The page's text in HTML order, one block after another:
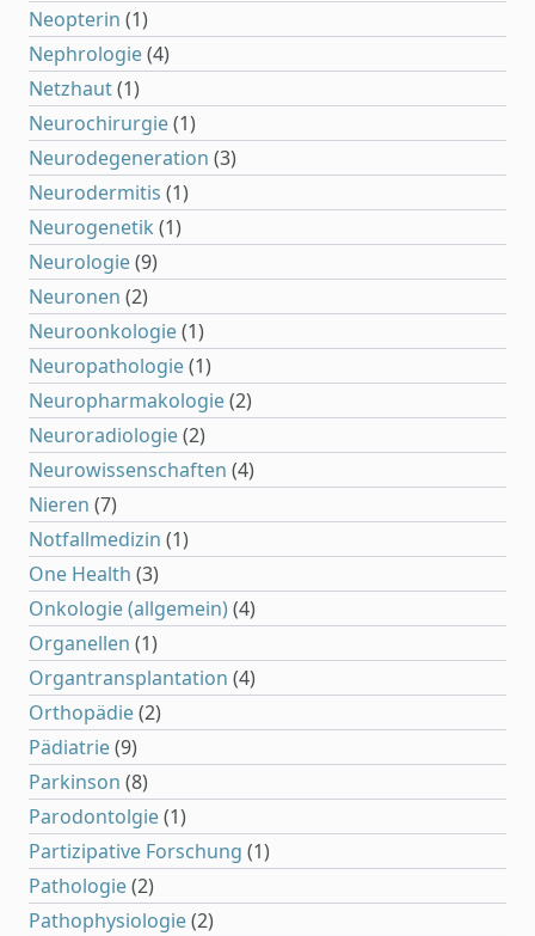
Neopterin (1)
Nephrologie(4)
Netzhaut(1)
Neurochirurgie(1)
Neurodegeneration (3)
Neurodermitis (1)
Neurogenetik (1)
Neurologie(9)
Neuronen (2)
Neuroonkologie(1)
Neuropathologie(1)
Neuropharmakologie(2)
Neuroradiologie(2)
Neurowissenschaften (4)
Nieren (7)
Notfallmedizin (1)
One Health (3)
Onkologie (allgemein)(4)
Organellen (1)
Organtransplantation (4)
Orthopädie(2)
Pädiatrie(9)
Parkinson (8)
Parodontolgie(1)
Partizipative Forschung (1)
Pathologie(2)
Pathophysiologie(2)